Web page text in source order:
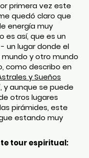
primera vez este
quedó claro que
energía muy
es así, que es un
un lugar donde el
y otro mundo
como describo en
y Sueños
y aunque se puede
otros lugares
pirámides, este
estando muy
tour espiritual: